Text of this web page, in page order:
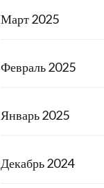
Март 2025
Февраль 2025
Январь 2025
Декабрь 2024